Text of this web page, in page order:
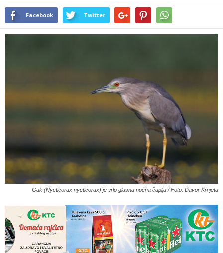
Facebook Twitter
Gak (Nycticorax nycticorax) je vrlo glasna noćna čaplja / Foto: Davor Krnjeta